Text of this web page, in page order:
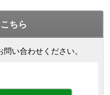
ちら
い合わせください。